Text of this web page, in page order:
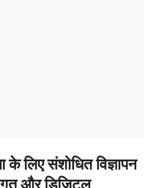
के लिए संशोधित विज्ञापन
और डिजिटल